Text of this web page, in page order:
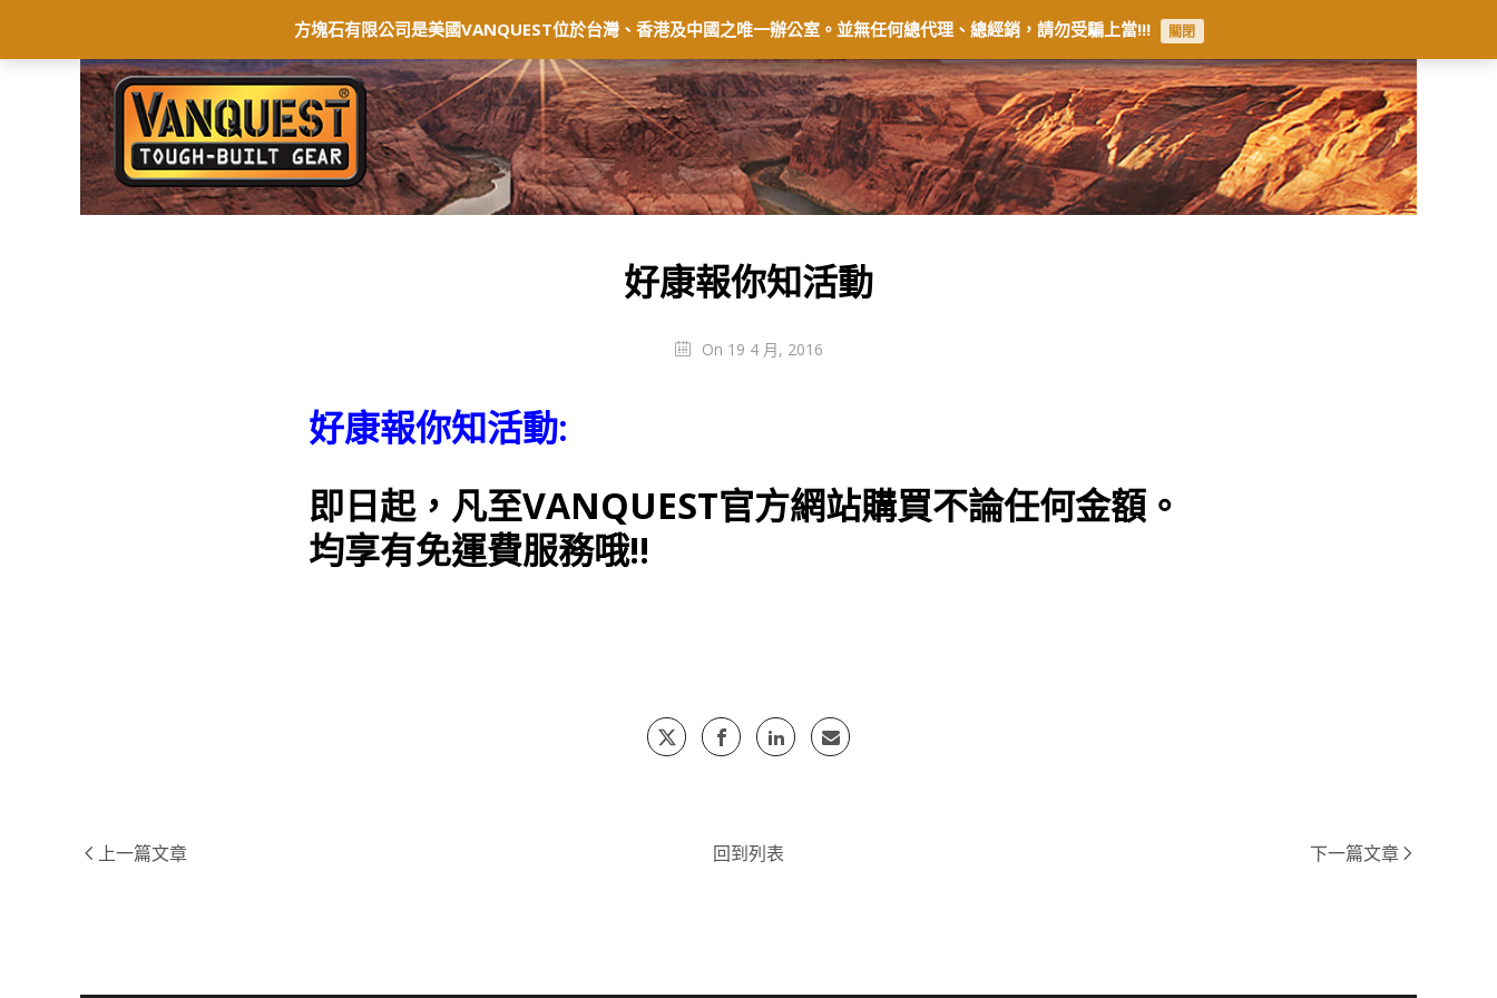
方塊石有限公司是美國VANQUEST位於台灣、香港及中國之唯一辦公室。並無任何總代理、總經銷，請勿受騙上當!!! 關閉
商店 聯絡我們 保固及退貨 常見問題 經銷商 會員中心
好康報你知活動
On 19 4 月, 2016
好康報你知活動:
即日起，凡至VANQUEST官方網站購買不論任何金額。
均享有免運費服務哦!!
上一篇文章 回到列表 下一篇文章